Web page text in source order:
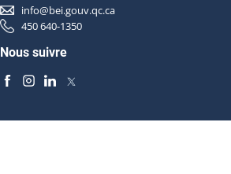
info@bei.gouv.qc.ca
450 640-1350
Nous suivre